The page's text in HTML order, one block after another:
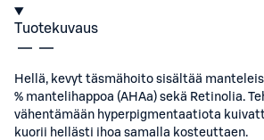
Tuotekuvaus
Hellä, kevyt täsmähoito sisältää
% mantelihappoa (AHAa) sekä Retinolia.
vähentämään hyperpigmentaatiota
kuorii hellästi ihoa samalla kosteuttaen.